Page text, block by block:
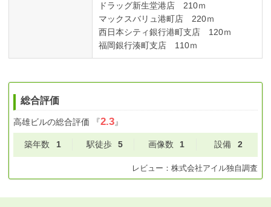
ドラッグ新生堂港店 210ｍ
マックスバリュ港町店 220ｍ
西日本シティ銀行港町支店 120ｍ
福岡銀行湊町支店 110ｍ
総合評価
高雄ビルの総合評価 『2.3』
築年数 1 駅徒歩 5 画像数 1 設備 2
レビュー： 株式会社アイル独自調査